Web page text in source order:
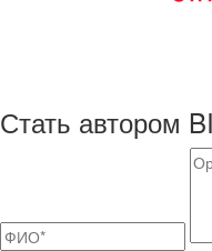
Стать автором